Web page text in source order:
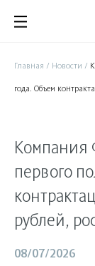
Главная / Новости /
года. Объем
Компания
первого
рублей,
08/07/2026